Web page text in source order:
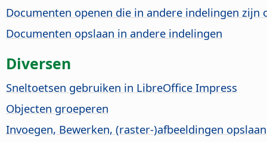
Documenten openen die in andere indelingen zijn
Documenten opslaan in andere indelingen
Diversen
Sneltoetsen gebruiken in LibreOffice Impress
Objecten groeperen
Invoegen, Bewerken, (raster-)afbeeldingen opslaan